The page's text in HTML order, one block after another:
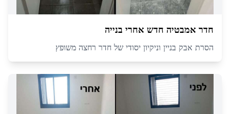
חדר אמבטיה חדש אחרי בנייה
הסרת אבק בניין וניקיון יסודי של חדר רחצה משופץ